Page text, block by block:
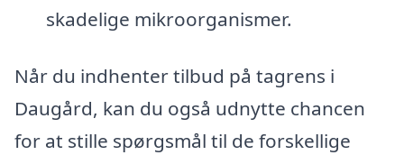
skadelige mikroorganismer.
Når du indhenter tilbud på tagrens i
Daugård, kan du også udnytte chancen
for at stille spørgsmål til de forskellige